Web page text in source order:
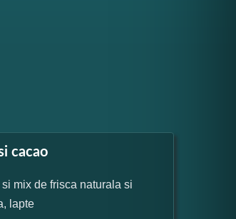
cacao
mix de frisca naturala si
lapte